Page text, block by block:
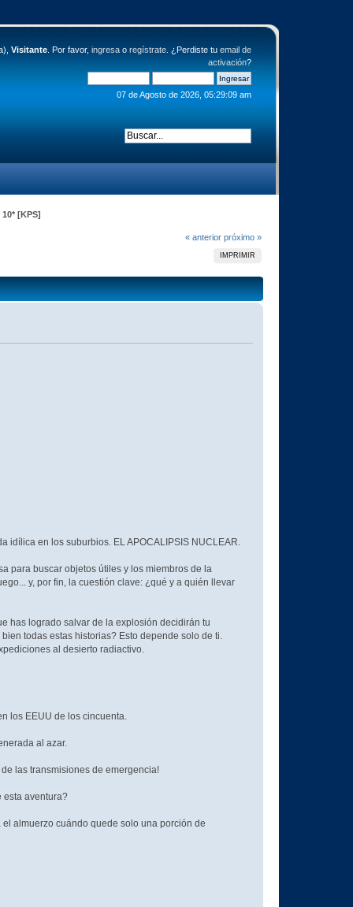
Visitante. Por favor, ingresao regístrate. ¿Perdiste tu email de
activación?
07 de Agosto de 2026, 05:29:09 am
10* [KPS]
« anterior próximo »
IMPRIMIR
idílica en los suburbios. EL APOCALIPSIS NUCLEAR.
para buscar objetos útiles y los miembros de la
y, por fin, la cuestión clave: ¿qué y a quién llevar
has logrado salvar de la explosión decidirán tu
todas estas historias? Esto depende solo de ti.
al desierto radiactivo.
los EEUU de los cincuenta.
al azar.
las transmisiones de emergencia!
esta aventura?
almuerzo cuándo quede solo una porción de